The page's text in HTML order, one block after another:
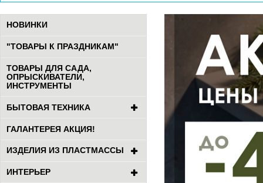
НОВИНКИ
"ТОВАРЫ К ПРАЗДНИКАМ"
ТОВАРЫ ДЛЯ САДА,
ОПРЫСКИВАТЕЛИ,
ИНСТРУМЕНТЫ
БЫТОВАЯ ТЕХНИКА
ГАЛАНТЕРЕЯ АКЦИЯ!
ИЗДЕЛИЯ ИЗ ПЛАСТМАССЫ
ИНТЕРЬЕР